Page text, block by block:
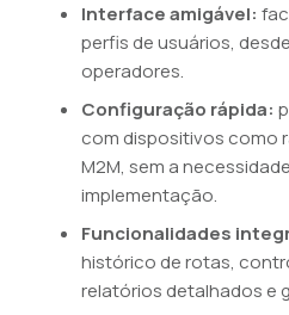
Interface amigável:
perfis de usuários,
operadores.
Configuração rápida:
com dispositivos como
M2M, sem a
implementação.
Funcionalidades
histórico de rotas,
relatórios detalhados e